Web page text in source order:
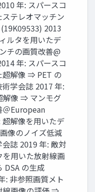
年: スパースコ
テレオマッチン
2013
ルタを⽤いたデ
チの画質改善@
年: スパースコ
超解像 ⇒ PET の
学会誌 2017 年:
解像 ⇒ マンモグ
＠European
解像を⽤いたデ
像のノイズ低減
誌 2019 年: 敵対
⽤いた放射線画
DSA の⽣成
: ⾮参照画質メト